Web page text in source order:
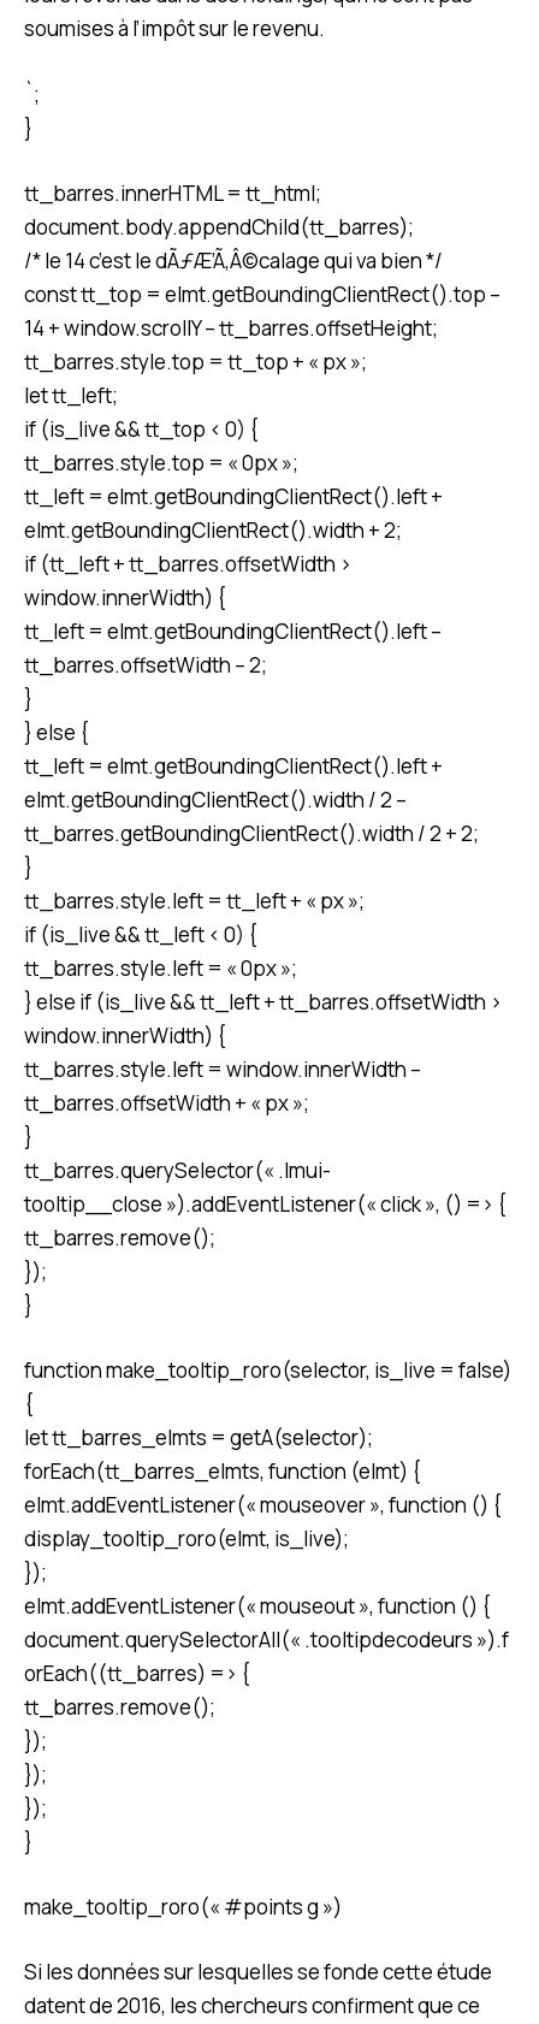
soumises à l’impôt sur le revenu.
`;
}
tt_barres.innerHTML = tt_html;
document.body.appendChild(tt_barres);
/* le 14 c’est le dÃƒÆ’Ã‚Â©calage qui va bien */
const tt_top = elmt.getBoundingClientRect().top –
14 + window.scrollY – tt_barres.offsetHeight;
tt_barres.style.top = tt_top + « px »;
let tt_left;
if (is_live && tt_top < 0) {
tt_barres.style.top = « 0px »;
tt_left = elmt.getBoundingClientRect().left +
elmt.getBoundingClientRect().width + 2;
if (tt_left + tt_barres.offsetWidth >
window.innerWidth) {
tt_left = elmt.getBoundingClientRect().left –
tt_barres.offsetWidth – 2;
}
} else {
tt_left = elmt.getBoundingClientRect().left +
elmt.getBoundingClientRect().width / 2 –
tt_barres.getBoundingClientRect().width / 2 + 2;
}
tt_barres.style.left = tt_left + « px »;
if (is_live && tt_left < 0) {
tt_barres.style.left = « 0px »;
} else if (is_live && tt_left + tt_barres.offsetWidth >
window.innerWidth) {
tt_barres.style.left = window.innerWidth –
tt_barres.offsetWidth + « px »;
}
tt_barres.querySelector(« .lmui-
tooltip__close »).addEventListener(« click », () => {
tt_barres.remove();
});
}
function make_tooltip_roro(selector, is_live = false)
{
let tt_barres_elmts = getA(selector);
forEach(tt_barres_elmts, function (elmt) {
elmt.addEventListener(« mouseover », function () {
display_tooltip_roro(elmt, is_live);
});
elmt.addEventListener(« mouseout », function () {
document.querySelectorAll(« .tooltipdecodeurs »).f
orEach((tt_barres) => {
tt_barres.remove();
});
});
});
}
make_tooltip_roro(« #points g »)
Si les données sur lesquelles se fonde cette étude
datent de 2016, les chercheurs confirment que ce